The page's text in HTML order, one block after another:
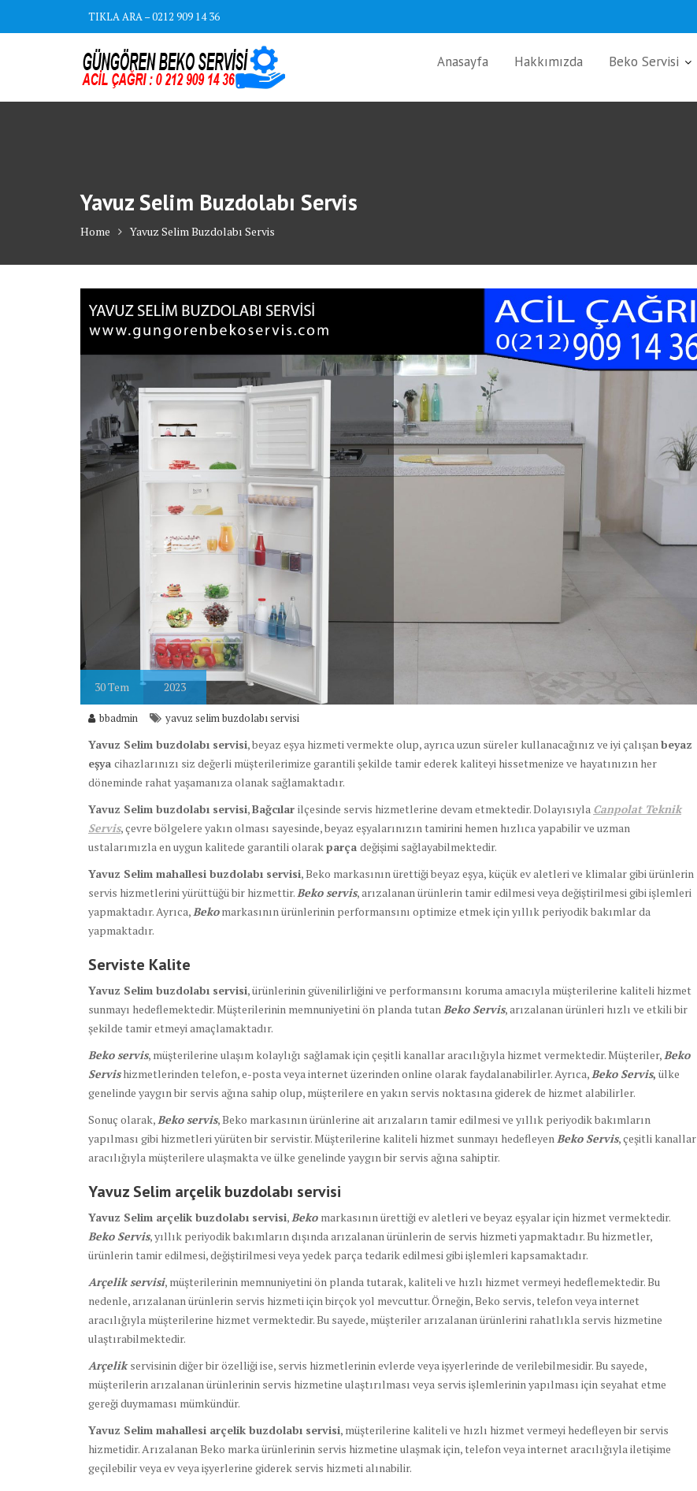
TIKLA ARA – 0212 909 14 36
Anasayfa Hakkımızda Beko Servisi
Yavuz Selim Buzdolabı Servis
Home Yavuz Selim Buzdolabı Servis
30Tem 2023
bbadmin yavuz selim buzdolabı servisi
Yavuz Selim buzdolabı servisi, beyaz eşya hizmeti vermekte olup, ayrıca uzun süreler kullanacağınız ve iyi çalışanbeyaz
eşya cihazlarınızı siz değerli müşterilerimize garantili şekilde tamir ederek kaliteyi hissetmenize ve hayatınızın her
döneminde rahat yaşamanıza olanak sağlamaktadır.
Yavuz Selim buzdolabı servisi,Bağcılar ilçesinde servis hizmetlerine devam etmektedir. Dolayısıyla Canpolat Teknik
Servis, çevre bölgelere yakın olması sayesinde, beyaz eşyalarınızın tamirini hemen hızlıca yapabilir ve uzman
ustalarımızla en uygun kalitede garantili olarakparça değişimi sağlayabilmektedir.
Yavuz Selim mahallesi buzdolabı servisi, Beko markasının ürettiği beyaz eşya, küçük ev aletleri ve klimalar gibi ürünlerin
servis hizmetlerini yürüttüğü bir hizmettir.Beko servis, arızalanan ürünlerin tamir edilmesi veya değiştirilmesi gibi işlemleri
yapmaktadır. Ayrıca,Beko markasının ürünlerinin performansını optimize etmek için yıllık periyodik bakımlar da
yapmaktadır.
Serviste Kalite
Yavuz Selim buzdolabı servisi, ürünlerinin güvenilirliğini ve performansını koruma amacıyla müşterilerine kaliteli hizmet
sunmayı hedeflemektedir. Müşterilerinin memnuniyetini ön planda tutanBeko Servis, arızalanan ürünleri hızlı ve etkili bir
şekilde tamir etmeyi amaçlamaktadır.
Beko servis, müşterilerine ulaşım kolaylığı sağlamak için çeşitli kanallar aracılığıyla hizmet vermektedir. Müşteriler,Beko
Servishizmetlerinden telefon, e-posta veya internet üzerinden online olarak faydalanabilirler. Ayrıca,Beko Servis, ülke
genelinde yaygın bir servis ağına sahip olup, müşterilere en yakın servis noktasına giderek de hizmet alabilirler.
Sonuç olarak,Beko servis, Beko markasının ürünlerine ait arızaların tamir edilmesi ve yıllık periyodik bakımların
yapılması gibi hizmetleri yürüten bir servistir. Müşterilerine kaliteli hizmet sunmayı hedefleyenBeko Servis, çeşitli kanallar
aracılığıyla müşterilere ulaşmakta ve ülke genelinde yaygın bir servis ağına sahiptir.
Yavuz Selim arçelik buzdolabı servisi
Yavuz Selim arçelik buzdolabı servisi,Beko markasının ürettiği ev aletleri ve beyaz eşyalar için hizmet vermektedir.
Beko Servis, yıllık periyodik bakımların dışında arızalanan ürünlerin de servis hizmeti yapmaktadır. Bu hizmetler,
ürünlerin tamir edilmesi, değiştirilmesi veya yedek parça tedarik edilmesi gibi işlemleri kapsamaktadır.
Arçelik servisi, müşterilerinin memnuniyetini ön planda tutarak, kaliteli ve hızlı hizmet vermeyi hedeflemektedir. Bu
nedenle, arızalanan ürünlerin servis hizmeti için birçok yol mevcuttur. Örneğin, Beko servis, telefon veya internet
aracılığıyla müşterilerine hizmet vermektedir. Bu sayede, müşteriler arızalanan ürünlerini rahatlıkla servis hizmetine
ulaştırabilmektedir.
Arçelikservisinin diğer bir özelliği ise, servis hizmetlerinin evlerde veya işyerlerinde de verilebilmesidir. Bu sayede,
müşterilerin arızalanan ürünlerinin servis hizmetine ulaştırılması veya servis işlemlerinin yapılması için seyahat etme
gereği duymaması mümkündür.
Yavuz Selim mahallesi arçelik buzdolabı servisi, müşterilerine kaliteli ve hızlı hizmet vermeyi hedefleyen bir servis
hizmetidir. Arızalanan Beko marka ürünlerinin servis hizmetine ulaşmak için, telefon veya internet aracılığıyla iletişime
geçilebilir veya ev veya işyerlerine giderek servis hizmeti alınabilir.